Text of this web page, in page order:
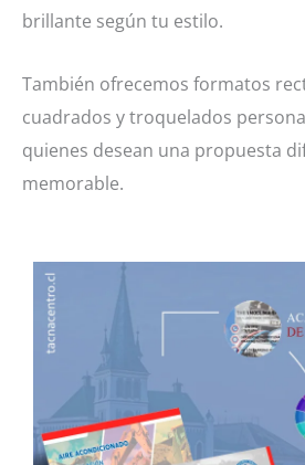
brillante según tu estilo.
También ofrecemos formatos
cuadrados y troquelados
quienes desean una propuesta
memorable.